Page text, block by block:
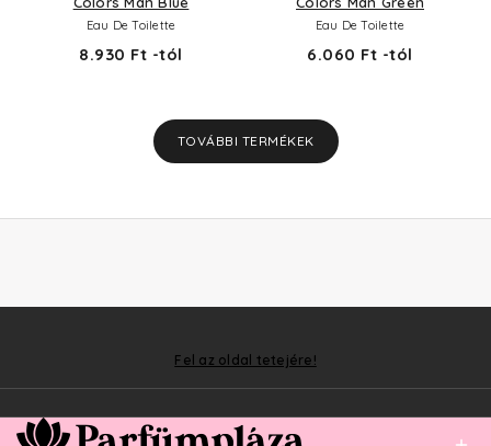
Eau De Toilette
8.930 Ft -tól
Eau De Toilette
6.060 Ft -tól
TOVÁBBI TERMÉKEK
Fel az oldal tetejére!